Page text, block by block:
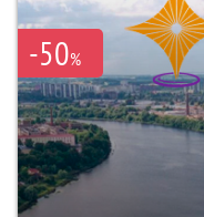
-50%